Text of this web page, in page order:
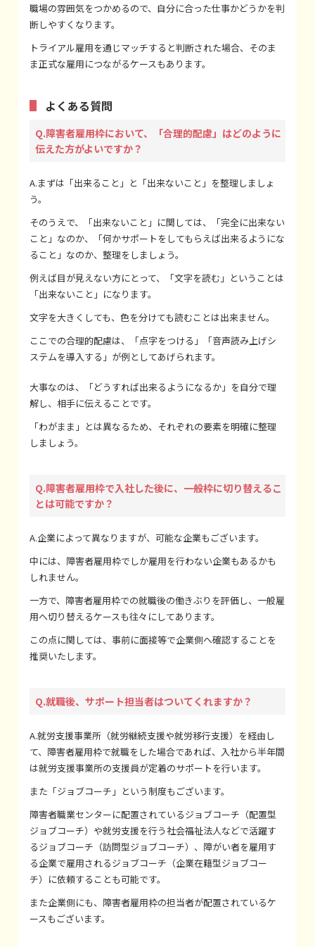
職場の雰囲気をつかめるので、自分に合った仕事かどうかを判
断しやすくなります。
トライアル雇用を通じマッチすると判断された場合、そのま
ま正式な雇用につながるケースもあります。
よくある質問
Q.障害者雇用枠において、「合理的配慮」はどのように
伝えた方がよいですか？
A.まずは「出来ること」と「出来ないこと」を整理しましょ
う。
そのうえで、「出来ないこと」に関しては、「完全に出来ない
こと」なのか、「何かサポートをしてもらえば出来るようにな
ること」なのか、整理をしましょう。
例えば目が見えない方にとって、「文字を読む」ということは
「出来ないこと」になります。
文字を大きくしても、色を分けても読むことは出来ません。
ここでの合理的配慮は、「点字をつける」「音声読み上げシ
ステムを導入する」が例としてあげられます。
大事なのは、「どうすれば出来るようになるか」を自分で理
解し、相手に伝えることです。
「わがまま」とは異なるため、それぞれの要素を明確に整理
しましょう。
Q.障害者雇用枠で入社した後に、一般枠に切り替えるこ
とは可能ですか？
A.企業によって異なりますが、可能な企業もございます。
中には、障害者雇用枠でしか雇用を行わない企業もあるかも
しれません。
一方で、障害者雇用枠での就職後の働きぶりを評価し、一般雇
用へ切り替えるケースも往々にしてあります。
この点に関しては、事前に面接等で企業側へ確認することを
推奨いたします。
Q.就職後、サポート担当者はついてくれますか？
A.就労支援事業所（就労継続支援や就労移行支援）を経由し
て、障害者雇用枠で就職をした場合であれば、入社から半年間
は就労支援事業所の支援員が定着のサポートを行います。
また「ジョブコーチ」という制度もございます。
障害者職業センターに配置されているジョブコーチ（配置型
ジョブコーチ）や就労支援を行う社会福祉法人などで活躍す
るジョブコーチ（訪問型ジョブコーチ）、障がい者を雇用す
る企業で雇用されるジョブコーチ（企業在籍型ジョブコー
チ）に依頼することも可能です。
また企業側にも、障害者雇用枠の担当者が配置されているケ
ースもございます。